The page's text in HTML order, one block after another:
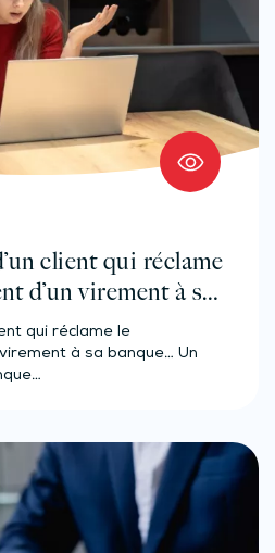
client qui réclame
d’un virement à sa
qui réclame le
à sa banque… Un